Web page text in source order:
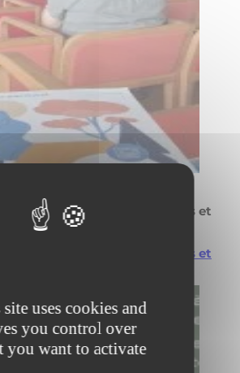
uses cookies and
you control over
you want to activate
: valorisez vos projets et
: valorisez vos projets et